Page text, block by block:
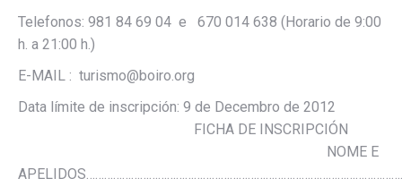
Telefonos: 981 84 69 04 e 670 014 638 (Horario de 9:00
h. a 21:00 h.)
E-MAIL : turismo@boiro.org
Data límite de inscripción: 9 de Decembro de 2012
FICHA DE INSCRIPCIÓN
NOME E